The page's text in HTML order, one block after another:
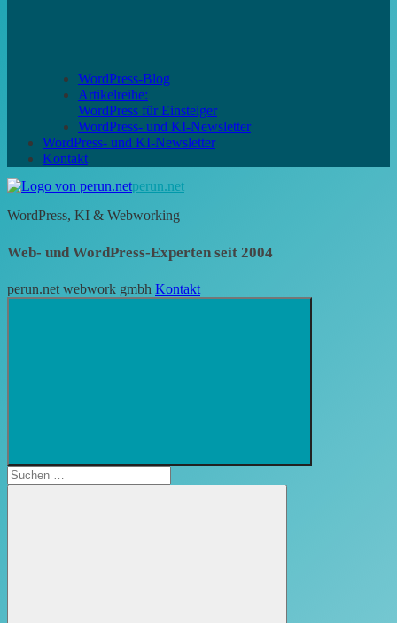
WordPress-Blog
Artikelreihe:
WordPress für Einsteiger
WordPress- und KI-Newsletter
WordPress- und KI-Newsletter
Kontakt
perun.net
WordPress, KI & Webworking
Web- und WordPress-Experten seit 2004
perun.net webwork gmbh Kontakt
öffnen
Suchen
nach: